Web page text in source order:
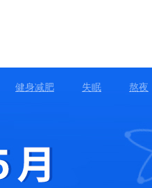
健身减肥 失眠 熬夜